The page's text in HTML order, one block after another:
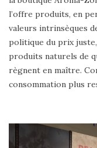
l’offre produits, en
valeurs intrinsèques
politique du prix
produits naturels de
règnent en maître.
consommation plus